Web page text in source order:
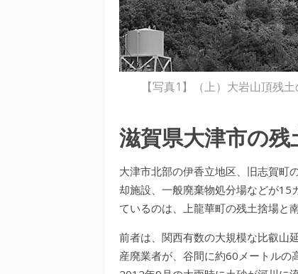
【写真1】（上）大岩山頂残
滋賀県大津市の残
大津市北部の伊香立地区、旧志賀町
却施設、一般廃棄物処分場などが15
ているのは、上龍華町の残土捨場と
前者は、関西有数の大規模な比叡山
産廃業者が、谷間に約60メートルの